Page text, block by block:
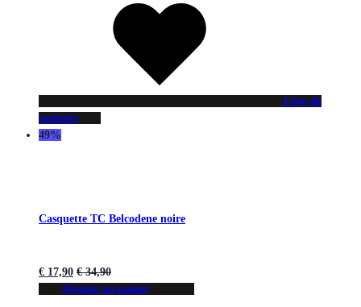
Liste de
souhaits
49%
Casquette TC Belcodene noire
€ 17,90 €34,90
Ajouter au panier